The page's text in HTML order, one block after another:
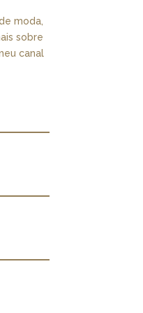
moda,
sobre
canal